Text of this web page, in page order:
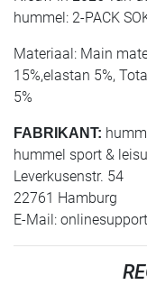
hummel: 2-PACK
Materiaal: Main
15%,elastan 5%,
5%
FABRIKANT:
hummel sport &
Leverkusenstr. 54
22761 Hamburg
E-Mail: